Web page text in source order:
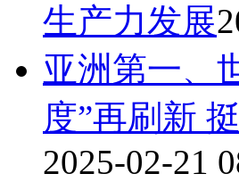
生产力发展
亚洲第一、
度”再刷新
2025-02-21